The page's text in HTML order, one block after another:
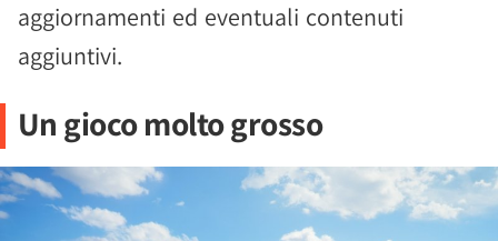
aggiornamenti ed eventuali contenuti
aggiuntivi.
Un gioco molto grosso